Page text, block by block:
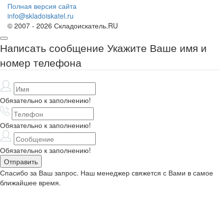
Полная версия сайта
info@skladoiskatel.ru
© 2007 - 2026 Складоискатель.RU
Написать сообщение Укажите Ваше имя и
номер телефона
Обязательно к заполнению!
Обязательно к заполнению!
Обязательно к заполнению!
Спасибо за Ваш запрос. Наш менеджер свяжется с Вами в самое
ближайшее время.